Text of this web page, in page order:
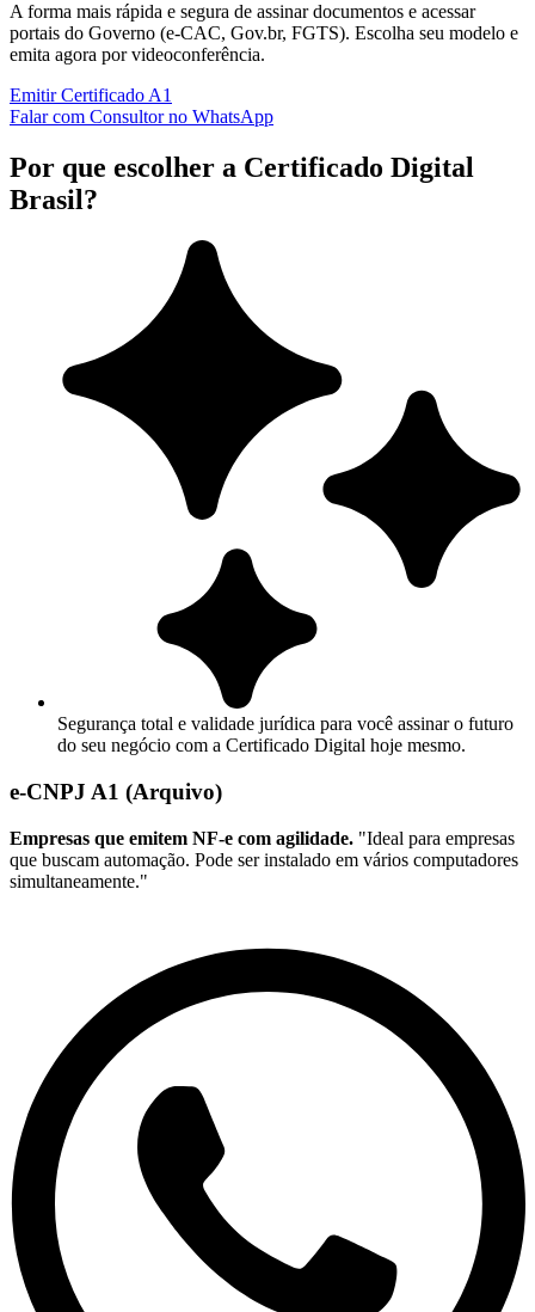
A forma mais rápida e segura de assinar documentos e acessar
portais do Governo (e-CAC, Gov.br, FGTS). Escolha seu modelo e
emita agora por videoconferência.
Emitir Certificado A1
Falar com Consultor no WhatsApp
Por que escolher a Certificado Digital
Brasil?
Segurança total e validade jurídica para você assinar o futuro
do seu negócio com a Certificado Digital hoje mesmo.
e-CNPJ A1 (Arquivo)
Empresas que emitem NF-e com agilidade. "Ideal para empresas
que buscam automação. Pode ser instalado em vários computadores
simultaneamente."